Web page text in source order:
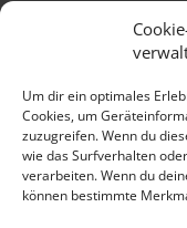
Um dir ein optimales
Cookies, um
zuzugreifen. Wenn du
wie das Surfverhalten
verarbeiten. Wenn du
können bestimmte
MEINE FAVORITEN
Verkehrswert
Immobilienmarkt